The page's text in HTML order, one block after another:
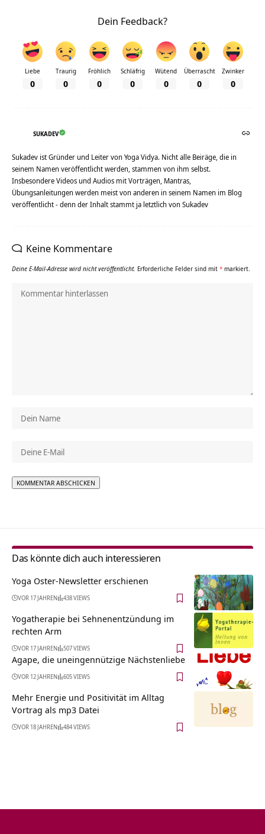
Dein Feedback?
Liebe
0
Traurig
0
Fröhlich
0
Schläfrig
0
Wütend
0
Überrascht
0
Zwinker
0
SUKADEV
Sukadev ist Gründer und Leiter von Yoga Vidya. Nicht alle Beiräge, die in
seinem Namen veröffentlicht werden, stammen von ihm selbst.
Insbesondere Videos und Audios mit Vorträgen, Mantras,
Übungsanleitungen werden meist von anderen in seinem Namen im Blog
veröffentlicht - denn der Inhalt stammt ja letztlich von Sukadev
Keine Kommentare
Deine E-Mail-Adresse wird nicht veröffentlicht. Erforderliche Felder sind mit * markiert.
Das könnte dich auch interessieren
Yoga Oster-Newsletter erschienen
VOR 17 JAHREN 438 VIEWS
Yogatherapie bei Sehnenentzündung im
rechten Arm
VOR 17 JAHREN 507 VIEWS
Agape, die uneingennützige Nächstenliebe
VOR 12 JAHREN 605 VIEWS
Mehr Energie und Positivität im Alltag
Vortrag als mp3 Datei
VOR 18 JAHREN 484 VIEWS